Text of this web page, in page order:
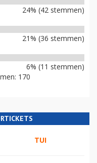
24% (42 stemmen)
21% (36 stemmen)
6% (11 stemmen)
170
TUI